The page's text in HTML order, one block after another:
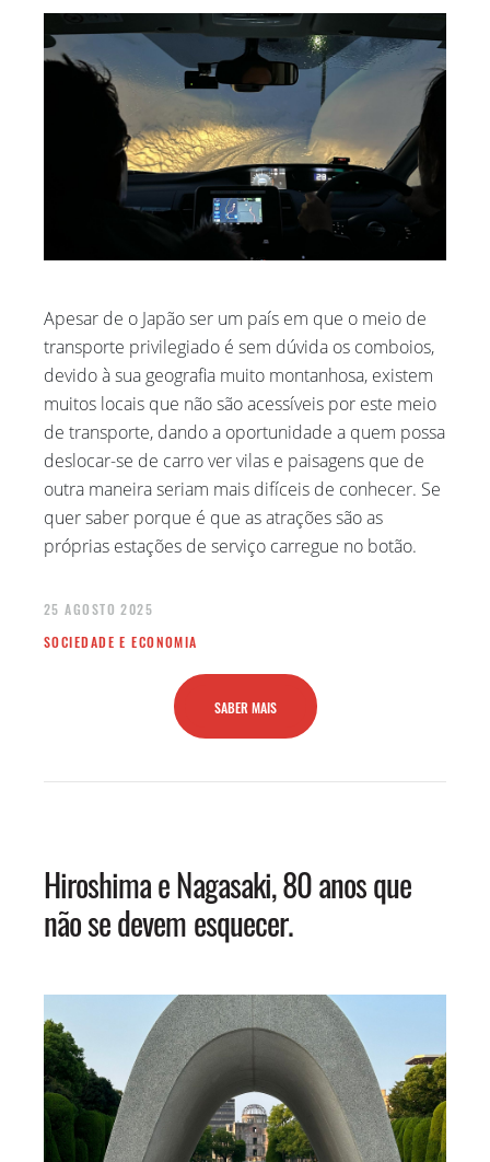
Apesar de o Japão ser um país em que o meio de
transporte privilegiado é sem dúvida os comboios,
devido à sua geografia muito montanhosa, existem
muitos locais que não são acessíveis por este meio
de transporte, dando a oportunidade a quem possa
deslocar-se de carro ver vilas e paisagens que de
outra maneira seriam mais difíceis de conhecer. Se
quer saber porque é que as atrações são as
próprias estações de serviço carregue no botão.
25 AGOSTO 2025
SOCIEDADE E ECONOMIA
SABER MAIS
Hiroshima e Nagasaki, 80 anos que
não se devem esquecer.